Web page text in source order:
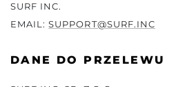
SURF INC.
EMAIL:SUPPORT@SURF.INC
DANE DO PRZELEWU